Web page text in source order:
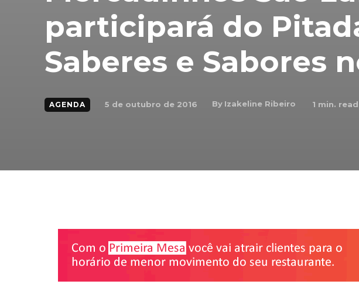
participará do
Saberes e Sabores
AGENDA 5 de outubro de 2016 By Izakeline Ribeiro 1 min. read